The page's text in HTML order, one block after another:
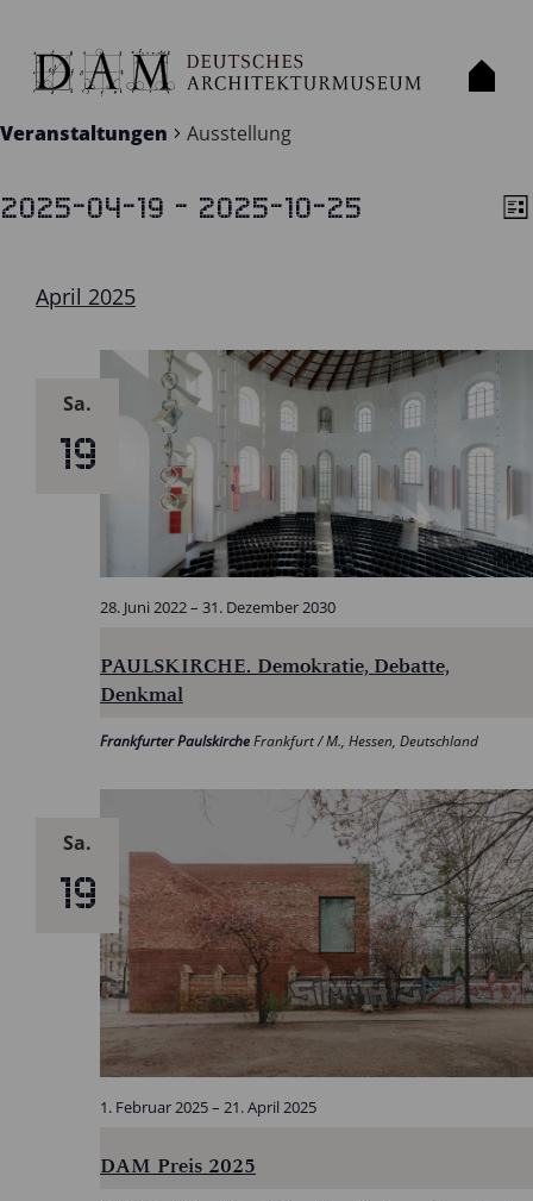
AUSSTELLUNG
Veranstaltungen Ausstellung
VERANSTALTUNGEN
2025-04-19 - 2025-10-25
wählen.April 2025
Sa.
19
PAULSKIRCHE. Demokratie, Debatte,
Denkmal
28. Juni 2022– 31. Dezember 2030
Frankfurter PaulskircheFrankfurt / M., Hessen, Deutschland
Sa.
19
DAM Preis 2025
1. Februar 2025– 21. April 2025